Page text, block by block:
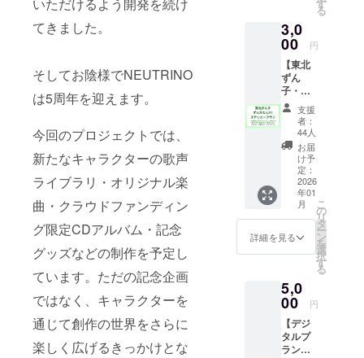
いただけるよう開発を続け
てきました。
そしてお陰様でNEUTRINO
は5周年を迎えます。
今回のプロジェクトでは、
新たなキャラクターの歌声
ライブラリ・オリジナル楽
曲・クラウドファンディン
グ限定CDアルバム・記念
グッズなどの制作を予定し
ています。ただの記念企画
ではなく、キャラクターを
通じて創作の世界をさらに
楽しく広げるきっかけとな
プロジェク
トの成長を
支えますの
で、今後と
もどうぞよ
ろしくお願
いいたしま
・歌声ライ
ブラリ制作
のご依頼に
ついて
2025年7月現
ジュールが
埋まってお
り手一杯の
ため、新規
につい
て 1~2
分程度
の生音
声ファ
イルと
なりま
す。 後
日、支
援者向
けにダ
ウン
ロード
URLを
公開予
定で
す。
す
る
3,0
00 円
【東北
ずん
子・ず
んだも
んPJス
テッ
カープ
ラン】
・CF限
定「東
北ずん
子・東
北イタ
コ・東
北きり
たん・
もん・
四国め
たん・
大江戸
ちゃん
こ」ス
支援
者：
44人
お届
け予
定：
2026
年01
月
詳細を見る
こ
の
リ
タ
ー
ン
を
選
択
す
る
5,0
00 円
【デジ
タルプ
ラン】